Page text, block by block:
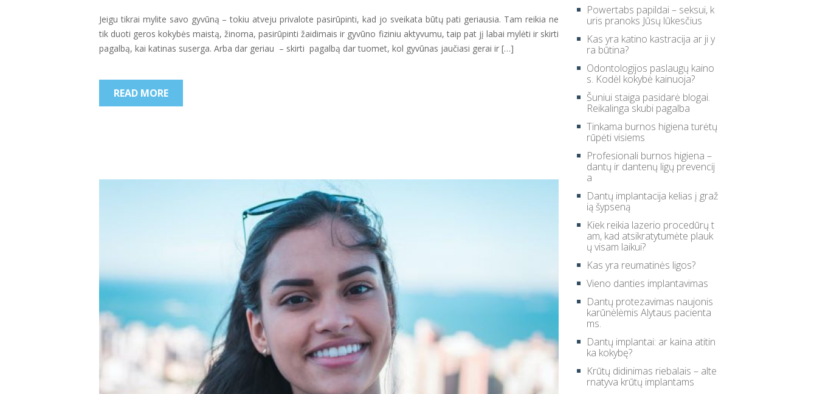
Jeigu tikrai mylite savo gyvūną – tokiu atveju privalote pasirūpinti, kad jo sveikata būtų pati geriausia. Tam reikia ne
tik duoti geros kokybės maistą, žinoma, pasirūpinti žaidimais ir gyvūno fiziniu aktyvumu, taip pat jį labai mylėti ir skirti
pagalbą, kai katinas suserga. Arba dar geriau – skirti pagalbą dar tuomet, kol gyvūnas jaučiasi gerai ir […]
READ MORE
Powertabs papildai – seksui, k
uris pranoks Jūsų lūkesčius
Kas yra katino kastracija ar ji y
ra būtina?
Odontologijos paslaugų kaino
s. Kodėl kokybė kainuoja?
Šuniui staiga pasidarė blogai.
Reikalinga skubi pagalba
Tinkama burnos higiena turėtų
rūpėti visiems
Profesionali burnos higiena –
dantų ir dantenų ligų prevencij
a
Dantų implantacija kelias į graž
ią šypseną
Kiek reikia lazerio procedūrų t
am, kad atsikratytumėte plauk
ų visam laikui?
Kas yra reumatinės ligos?
Vieno danties implantavimas
Dantų protezavimas naujonis
karūnėlėmis Alytaus pacienta
ms.
Dantų implantai: ar kaina atitin
ka kokybę?
Krūtų didinimas riebalais – alte
rnatyva krūtų implantams